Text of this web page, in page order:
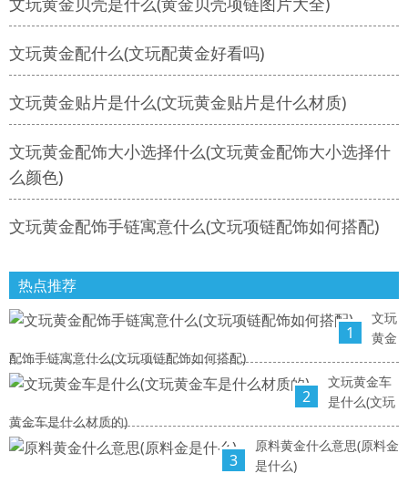
文玩黄金配什么(文玩配黄金好看吗)
文玩黄金贴片是什么(文玩黄金贴片是什么材质)
文玩黄金配饰大小选择什么(文玩黄金配饰大小选择什
么颜色)
文玩黄金配饰手链寓意什么(文玩项链配饰如何搭配)
热点推荐
1
文玩
黄金
配饰手链寓意什么(文玩项链配饰如何搭配)
2
文玩黄金车
是什么(文玩
黄金车是什么材质的)
3
原料黄金什么意思(原料金
是什么)